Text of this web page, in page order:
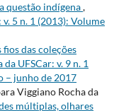
questão indígena,
5 n. 1 (2013): Volume
fios das coleções
UFSCar: v. 9 n. 1
– junho de 2017
Viggiano Rocha da
múltiplas, olhares